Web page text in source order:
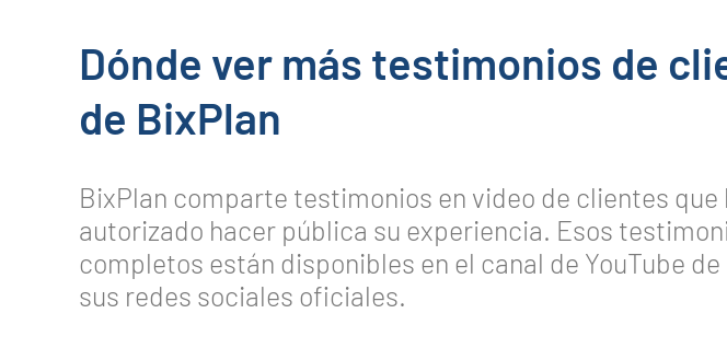
Dónde ver más testimonios de
de BixPlan
BixPlan comparte testimonios en video de clientes que
autorizado hacer pública su experiencia. Esos
completos están disponibles en el canal de YouTube de
sus redes sociales oficiales.